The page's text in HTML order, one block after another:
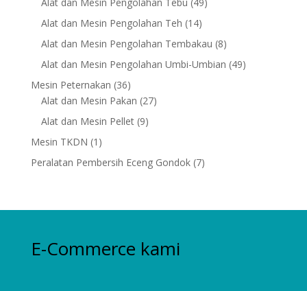
Alat dan Mesin Pengolahan Teh 1414
products
Alat dan Mesin Pengolahan Tembakau 88
products
Alat dan Mesin Pengolahan Umbi-Umbian 4949
Mesin Peternakan 3636
products
Alat dan Mesin Pakan 2727
Alat dan Mesin Pellet 99
Mesin TKDN 1 1
product
Peralatan Pembersih Eceng Gondok 77
E-Commerce kami